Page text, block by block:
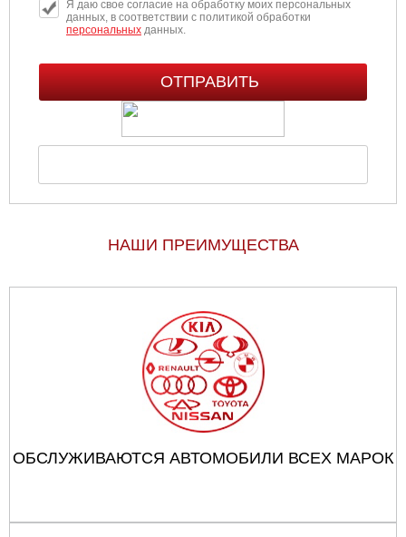
Я даю свое согласие на обработку моих персональных
данных, в соответствии с политикой обработки
персональныхданных.
НАШИ ПРЕИМУЩЕСТВА
ОБСЛУЖИВАЮТСЯ АВТОМОБИЛИ ВСЕХ МАРОК